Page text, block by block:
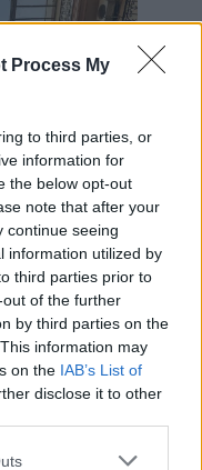
Process My
to third parties, or
information for
the below opt-out
note that after your
continue seeing
information utilized by
third parties prior to
of the further
by third parties on the
information may
on the IAB’s List of
disclose it to other
one or more Google
ma la
più
a ridursi. Un
dovevano
i mercati a basso